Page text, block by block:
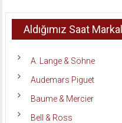
Aldığımız Saat
A. Lange & Söhne
Audemars Piguet
Baume & Mercier
Bell & Ross